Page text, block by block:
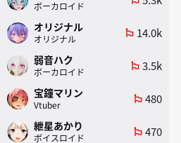
ボーカロイド
オリジナル
オリジナル
emoji_flags 14.0k
弱音ハク
ボーカロイド
emoji_flags 3.5k
宝鐘マリン
Vtuber
emoji_flags 480
紲星あかり
ボイスロイド
emoji_flags 470